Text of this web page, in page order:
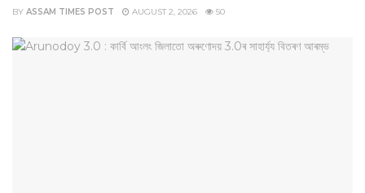
BY ASSAM TIMES POST AUGUST 2, 2026 50